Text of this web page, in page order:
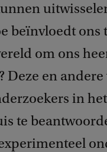
beïnvloedt ons
om ons
Deze en andere
in
te